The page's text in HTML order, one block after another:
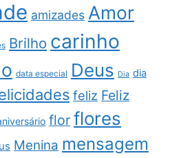
amizades Amor
Brilho carinho
data especial Deus Dia dia
feliz Feliz
flor flores
Menina mensagem